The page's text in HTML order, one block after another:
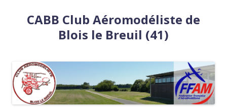
CABB Club Aéromodéliste de
Blois le Breuil (41)